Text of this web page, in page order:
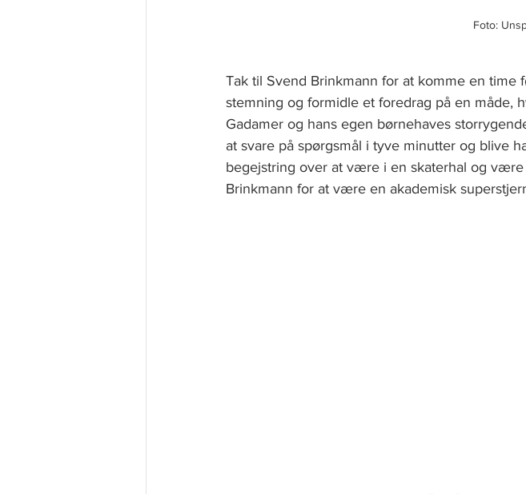
Foto:
Tak til Svend Brinkmann for at komme en time
stemning og formidle et foredrag på en måde,
Gadamer og hans egen børnehaves
at svare på spørgsmål i tyve minutter og blive
begejstring over at være i en skaterhal og være
Brinkmann for at være en akademisk